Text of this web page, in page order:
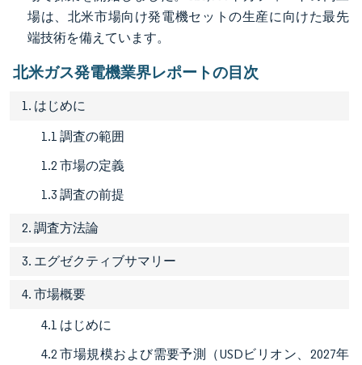
場は、北米市場向け発電機セットの生産に向けた最先
端技術を備えています。
北米ガス発電機業界レポートの目次
1. はじめに
1.1 調査の範囲
1.2 市場の定義
1.3 調査の前提
2. 調査方法論
3. エグゼクティブサマリー
4. 市場概要
4.1 はじめに
4.2 市場規模および需要予測（USDビリオン、2027年